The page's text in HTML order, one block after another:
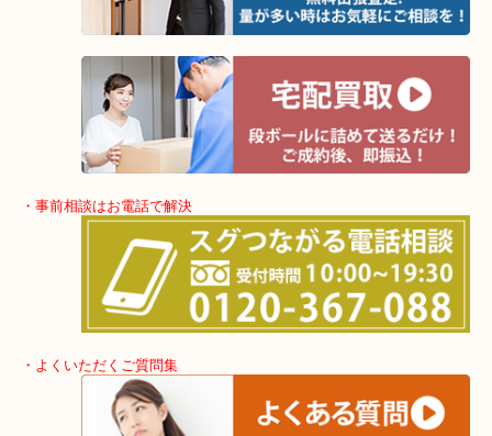
・出張買取エリア
堺市・堺市南区・堺市中区
堺市北区・堺市東区和泉市
泉大津市・岸和田市・富田林市
上記に記載がないエリアでもご相談くださいませ！！
・事前相談はお電話で解決